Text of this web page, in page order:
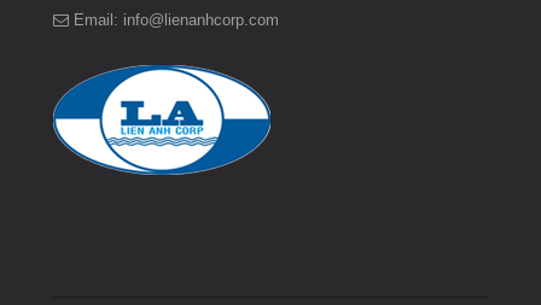
Email: info@lienanhcorp.com